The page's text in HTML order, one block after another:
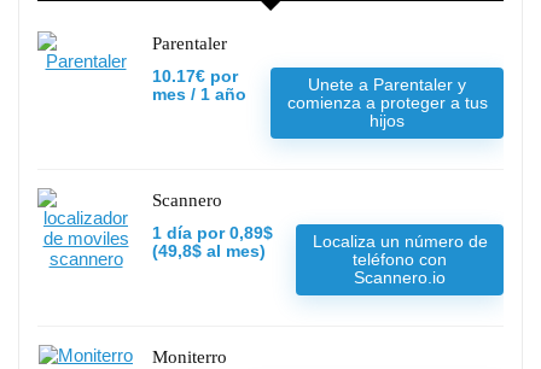
Parentaler
10.17€ por
mes / 1 año
Unete a Parentaler y
comienza a proteger a tus
hijos
Scannero
1 día por 0,89$
(49,8$ al mes)
Localiza un número de
teléfono con
Scannero.io
Moniterro